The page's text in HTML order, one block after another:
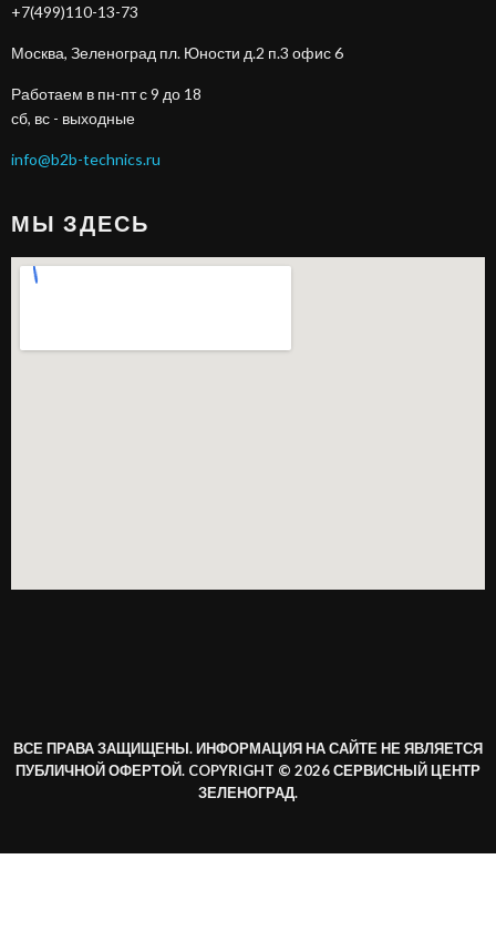
+7(499)110-13-73
Москва, Зеленоград пл. Юности д.2 п.3 офис 6
Работаем в пн-пт с 9 до 18
сб, вс - выходные
info@b2b-technics.ru
МЫ ЗДЕСЬ
ВСЕ ПРАВА ЗАЩИЩЕНЫ. ИНФОРМАЦИЯ НА САЙТЕ НЕ ЯВЛЯЕТСЯ
ПУБЛИЧНОЙ ОФЕРТОЙ. COPYRIGHT © 2026 СЕРВИСНЫЙ ЦЕНТР
ЗЕЛЕНОГРАД.